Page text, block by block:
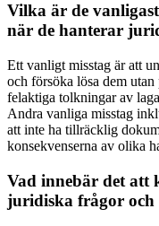
Vilka är de
när de hanterar
Ett vanligt misstag är att
och försöka lösa dem
felaktiga tolkningar av
Andra vanliga misstag
att inte ha tillräcklig
konsekvenserna av olika
Vad innebär det att
juridiska frågor